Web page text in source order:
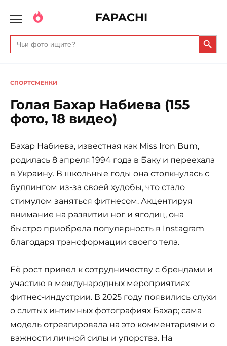
FAPACHI
Search
for:
Search Button
СПОРТСМЕНКИ
Голая Бахар Набиева (155
фото, 18 видео)
Бахар Набиева, известная как Miss Iron Bum,
родилась 8 апреля 1994 года в Баку и переехала
в Украину. В школьные годы она столкнулась с
буллингом из-за своей худобы, что стало
стимулом заняться фитнесом. Акцентируя
внимание на развитии ног и ягодиц, она
быстро приобрела популярность в Instagram
благодаря трансформации своего тела.
Её рост привел к сотрудничеству с брендами и
участию в международных мероприятиях
фитнес-индустрии. В 2025 году появились слухи
о слитых интимных фотографиях Бахар; сама
модель отреагировала на это комментариями о
важности личной силы и упорства. На